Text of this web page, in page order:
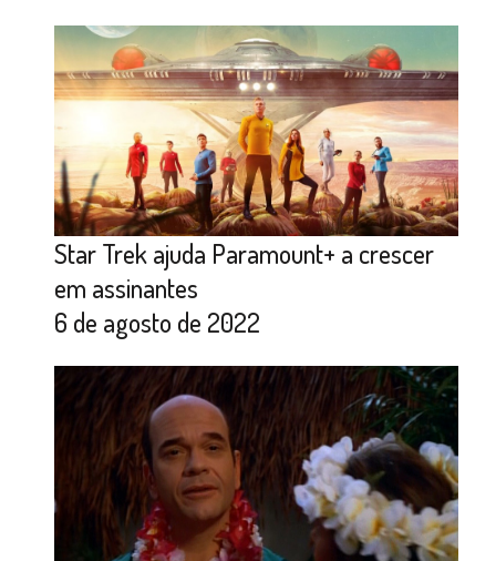
Star Trek ajuda Paramount+ a crescer
em assinantes
6 de agosto de 2022